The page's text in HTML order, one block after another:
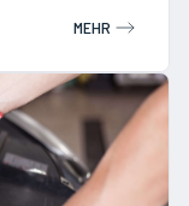
MEHR